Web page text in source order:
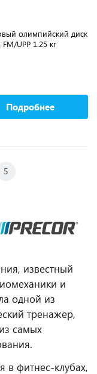
известный
и
одной из
тренажер,
самых
в фитнес-клубах,
олимпийский диск
FM/UPP 1.25 кг
Подробнее
5